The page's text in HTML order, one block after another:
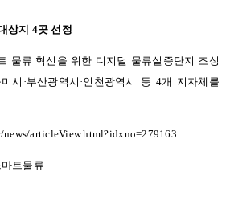
상지 4곳 선정
물류 혁신을 위한 디지털 물류실증단지 조성
시 ·부산광역시 ·인천광역시 등 4개 지자체를
articleView.html?idxno=279163
마트물류